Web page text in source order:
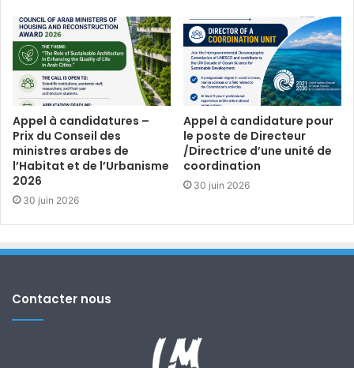
Appel à candidatures –
Prix du Conseil des
ministres arabes de
l’Habitat et de l’Urbanisme
2026
30 juin 2026
Appel à candidature pour
le poste de Directeur
/Directrice d’une unité de
coordination
30 juin 2026
Contacter nous